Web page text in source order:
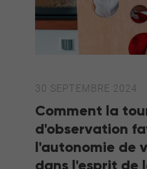
30 SEPTEMBRE 2024
Comment la
d'observation
l'autonomie de
dans l'esprit de